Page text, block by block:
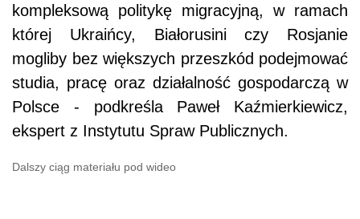
kompleksową politykę migracyjną, w ramach
której Ukraińcy, Białorusini czy Rosjanie
mogliby bez większych przeszkód podejmować
studia, pracę oraz działalność gospodarczą w
Polsce - podkreśla Paweł Kaźmierkiewicz,
ekspert z Instytutu Spraw Publicznych.
Dalszy ciąg materiału pod wideo